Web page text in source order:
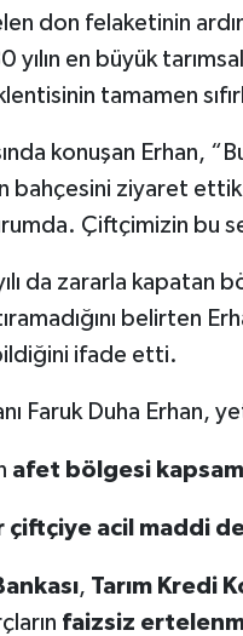
don felaketinin
yılın en büyük
tamamen
konuşan Erhan,
bahçesini ziyaret
Çiftçimizin bu
da zararla kapatan
belirten
ifade etti.
Faruk Duha Erhan,
afet bölgesi
çiftçiye acil maddi
, Tarım Kredi
faizsiz